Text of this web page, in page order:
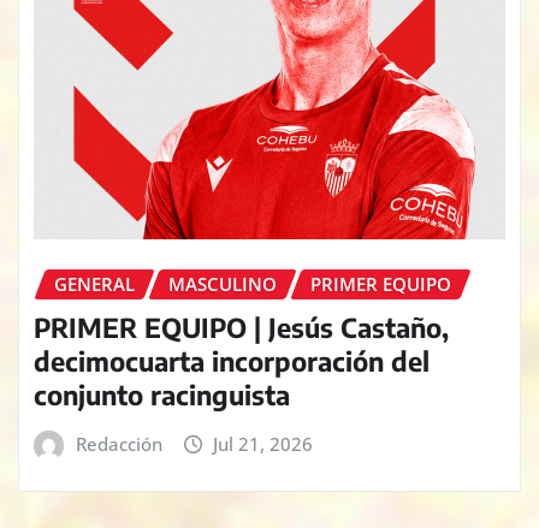
GENERAL MASCULINO PRIMER EQUIPO
PRIMER EQUIPO | Jesús Castaño,
decimocuarta incorporación del
conjunto racinguista
Redacción Jul 21, 2026